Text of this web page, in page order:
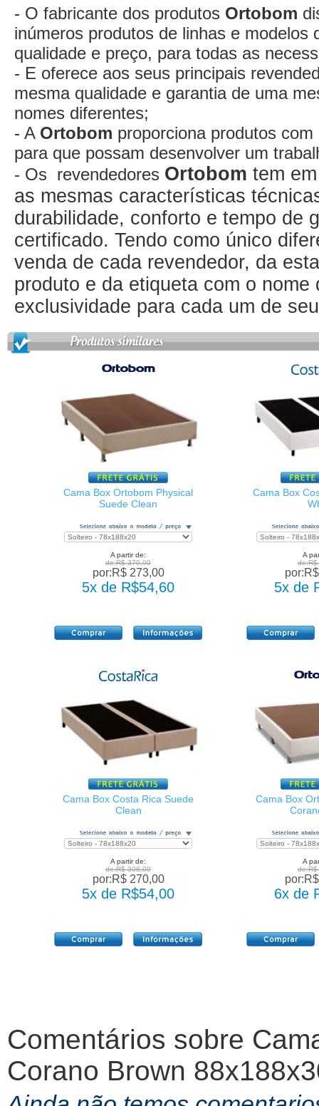
- O fabricante dos produtos Ortobom
inúmeros produtos de linhas e
qualidade e preço, para todas as
- E oferece aos seus principais
mesma qualidade e garantia de uma
nomes diferentes;
- A Ortobom proporciona produtos
para que possam desenvolver um
- Os revendedores Ortobom tem
as mesmas características
durabilidade, conforto e tempo de
certificado. Tendo como único
venda de cada revendedor, da
produto e da etiqueta com o nome
exclusividade para cada um de
Cama Box Ortobom Physical
Suede Clean
A partir de:
de:R$ 370,00
por:R$ 273,00
5x de R$54,60
Cama Box
A
5x de
Cama Box Costa Rica Suede
Clean
A partir de:
de:R$ 308,00
por:R$ 270,00
5x de R$54,00
Cama Box
A
6x de
Comentários sobre
Corano Brown